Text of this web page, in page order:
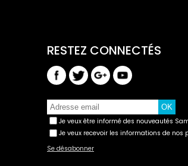
Je veux être informé des nouveautés
Je veux recevoir les informations de nos
Se désabonner